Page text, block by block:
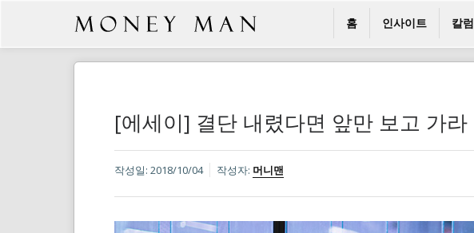
홈 인사이트 칼럼
[에세이] 결단 내렸다면 앞만 보고 가라
작성일: 2018/10/04 작성자: 머니맨